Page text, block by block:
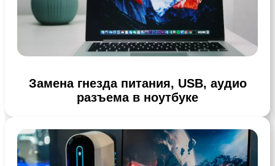
Замена гнезда питания, USB, аудио
разъема в ноутбуке